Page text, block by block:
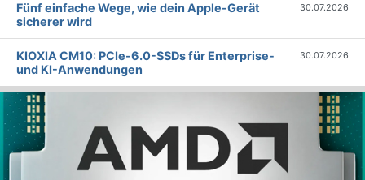
Fünf einfache Wege, wie dein Apple-Gerät
sicherer wird
30.07.2026
KIOXIA CM10: PCIe-6.0-SSDs für Enterprise-
und KI-Anwendungen
30.07.2026